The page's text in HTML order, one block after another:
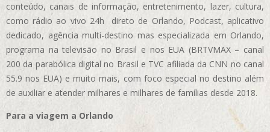
conteúdo, canais de informação, entretenimento, lazer, cultura,
como rádio ao vivo 24h direto de Orlando, Podcast, aplicativo
dedicado, agência multi-destino mas especializada em Orlando,
programa na televisão no Brasil e nos EUA (BRTVMAX – canal
200 da parabólica digital no Brasil e TVC afiliada da CNN no canal
55.9 nos EUA) e muito mais, com foco especial no destino além
de auxiliar e atender milhares e milhares de famílias desde 2018.
Para a viagem a Orlando